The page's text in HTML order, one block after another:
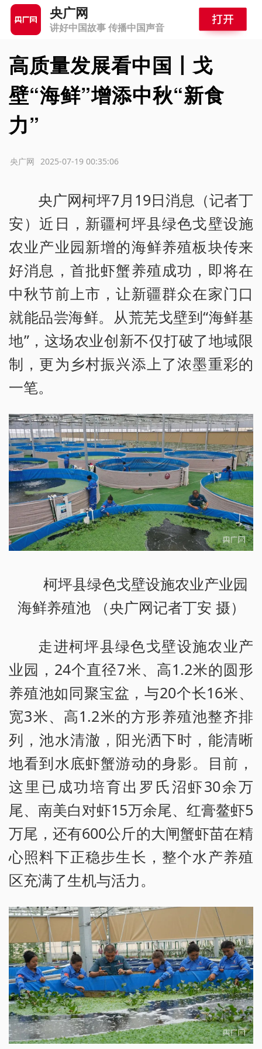
央广网
讲好中国故事 传播中国声音
高质量发展看中国丨戈
壁“海鲜”增添中秋“新食
力”
2025-07-19 00:35:06
央广网
央广网柯坪7月19日消息（记者丁
安）近日，新疆柯坪县绿色戈壁设施
农业产业园新增的海鲜养殖板块传来
好消息，首批虾蟹养殖成功，即将在
中秋节前上市，让新疆群众在家门口
就能品尝海鲜。从荒芜戈壁到“海鲜基
地”，这场农业创新不仅打破了地域限
制，更为乡村振兴添上了浓墨重彩的
一笔。
柯坪县绿色戈壁设施农业产业园
海鲜养殖池 （央广网记者丁安 摄）
走进柯坪县绿色戈壁设施农业产
业园，24个直径7米、高1.2米的圆形
养殖池如同聚宝盆，与20个长16米、
宽3米、高1.2米的方形养殖池整齐排
列，池水清澈，阳光洒下时，能清晰
地看到水底虾蟹游动的身影。目前，
这里已成功培育出罗氏沼虾30余万
尾、南美白对虾15万余尾、红膏鳌虾5
万尾，还有600公斤的大闸蟹虾苗在精
心照料下正稳步生长，整个水产养殖
区充满了生机与活力。